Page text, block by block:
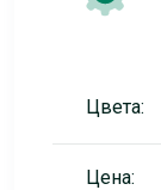
Цвета:
Цена: